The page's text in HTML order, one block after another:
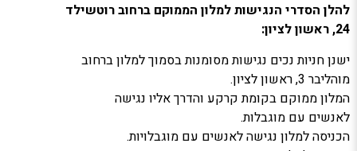
להלן הסדרי הנגישות למלון הממוקם ברחוב רוטשילד
24, ראשון לציון:
ישנן חניות נכים נגישות מסומנות בסמוך למלון ברחוב
מוהליבר 3, ראשון לציון.
המלון ממוקם בקומת קרקע והדרך אליו נגישה
לאנשים עם מוגבלות.
הכניסה למלון נגישה לאנשים עם מוגבלויות.